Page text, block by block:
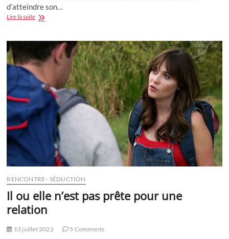
d’atteindre son…
Lire la suite7
trouver
l’amour
RENCONTRE - SÉDUCTION
Il ou elle n’est pas prête pour une
relation
13 juillet 2022
5 Comments